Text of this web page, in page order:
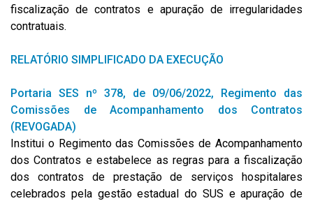
fiscalização de contratos e apuração de irregularidades
contratuais.
RELATÓRIO SIMPLIFICADO DA EXECUÇÃO
Portaria SES nº 378, de 09/06/2022, Regimento das
Comissões de Acompanhamento dos Contratos
(REVOGADA)
Institui o Regimento das Comissões de Acompanhamento
dos Contratos e estabelece as regras para a fiscalização
dos contratos de prestação de serviços hospitalares
celebrados pela gestão estadual do SUS e apuração de